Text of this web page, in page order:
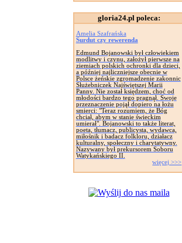
gloria24.pl poleca:
Amelia Szafrańska
Surdut czy rewerenda
Edmund Bojanowski był człowiekiem
modlitwy i czynu, założył pierwsze na
ziemiach polskich ochronki dla dzieci,
a później najliczniejsze obecnie w
Polsce żeńskie zgromadzenie zakonnic
Służebniczek Najświętszej Marii
Panny. Nie został księdzem, choć od
młodości bardzo tego pragnął. Swoje
przeznaczenie pojął dopiero na łożu
smierci: "Teraz rozumiem, że Bóg
chciał, abym w stanie świeckim
umierał". Bojanowski to także literat,
poeta, tłumacz, publicysta, wydawca,
miłośnik i badacz folkloru, działacz
kulturalny, społeczny i charytatywny.
Nazywany był prekursorem Soboru
Watykańskiego II.
więcej >>>